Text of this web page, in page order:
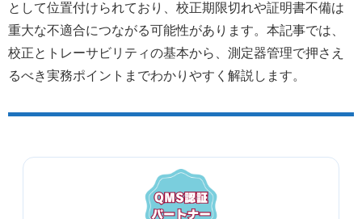
として位置付けられており、校正期限切れや証明書不備は
重大な不適合につながる可能性があります。本記事では、
校正とトレーサビリティの基本から、測定器管理で押さえ
るべき実務ポイントまでわかりやすく解説します。